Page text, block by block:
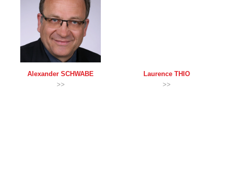
Alexander SCHWABE
>>
Laurence THIO
>>